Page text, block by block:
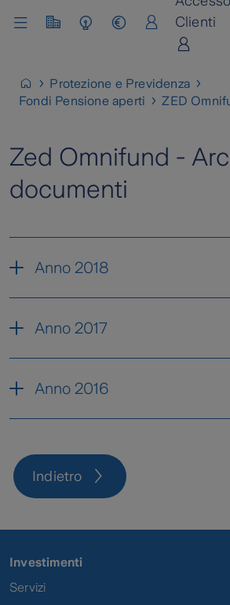
Clienti
Protezione e Previdenza
Fondi Pensione aperti​
ZED
Zed Omnifund -
documenti
Anno 2018
Anno 2017
Gestione
Anno 2016
Contributi non dedotti
Zed Omnifund -
Indietro
Investimenti
Servizi